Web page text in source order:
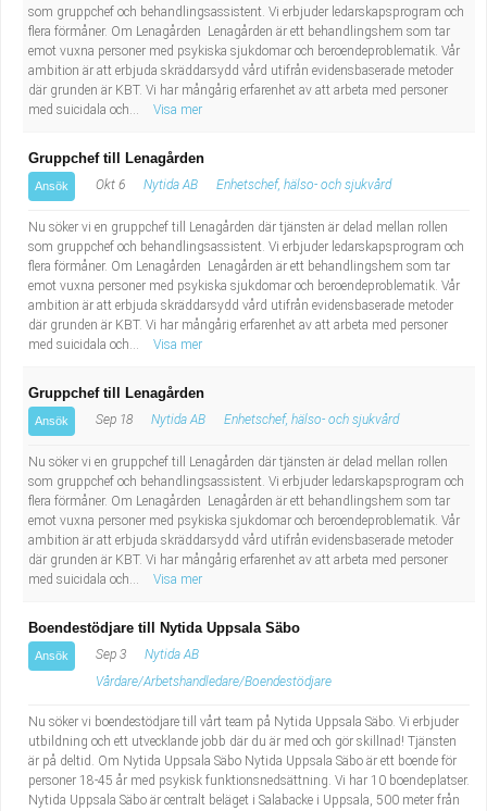
som gruppchef och behandlingsassistent. Vi erbjuder ledarskapsprogram och
flera förmåner. Om Lenagården Lenagården är ett behandlingshem som tar
emot vuxna personer med psykiska sjukdomar och beroendeproblematik. Vår
ambition är att erbjuda skräddarsydd vård utifrån evidensbaserade metoder
där grunden är KBT. Vi har mångårig erfarenhet av att arbeta med personer
med suicidala och...
Visa mer
Gruppchef till Lenagården
Ansök Okt 6 Nytida AB Enhetschef, hälso- och sjukvård
Nu söker vi en gruppchef till Lenagården där tjänsten är delad mellan rollen
som gruppchef och behandlingsassistent. Vi erbjuder ledarskapsprogram och
flera förmåner. Om Lenagården Lenagården är ett behandlingshem som tar
emot vuxna personer med psykiska sjukdomar och beroendeproblematik. Vår
ambition är att erbjuda skräddarsydd vård utifrån evidensbaserade metoder
där grunden är KBT. Vi har mångårig erfarenhet av att arbeta med personer
med suicidala och...
Visa mer
Gruppchef till Lenagården
Ansök Sep 18 Nytida AB Enhetschef, hälso- och sjukvård
Nu söker vi en gruppchef till Lenagården där tjänsten är delad mellan rollen
som gruppchef och behandlingsassistent. Vi erbjuder ledarskapsprogram och
flera förmåner. Om Lenagården Lenagården är ett behandlingshem som tar
emot vuxna personer med psykiska sjukdomar och beroendeproblematik. Vår
ambition är att erbjuda skräddarsydd vård utifrån evidensbaserade metoder
där grunden är KBT. Vi har mångårig erfarenhet av att arbeta med personer
med suicidala och...
Visa mer
Boendestödjare till Nytida Uppsala Säbo
Ansök Sep 3
Nytida AB
Vårdare/Arbetshandledare/Boendestödjare
Nu söker vi boendestödjare till vårt team på Nytida Uppsala Säbo. Vi erbjuder
utbildning och ett utvecklande jobb där du är med och gör skillnad! Tjänsten
är på deltid. Om Nytida Uppsala Säbo Nytida Uppsala Säbo är ett boende för
personer 18-45 år med psykisk funktionsnedsättning. Vi har 10 boendeplatser.
Nytida Uppsala Säbo är centralt beläget i Salabacke i Uppsala, 500 meter från